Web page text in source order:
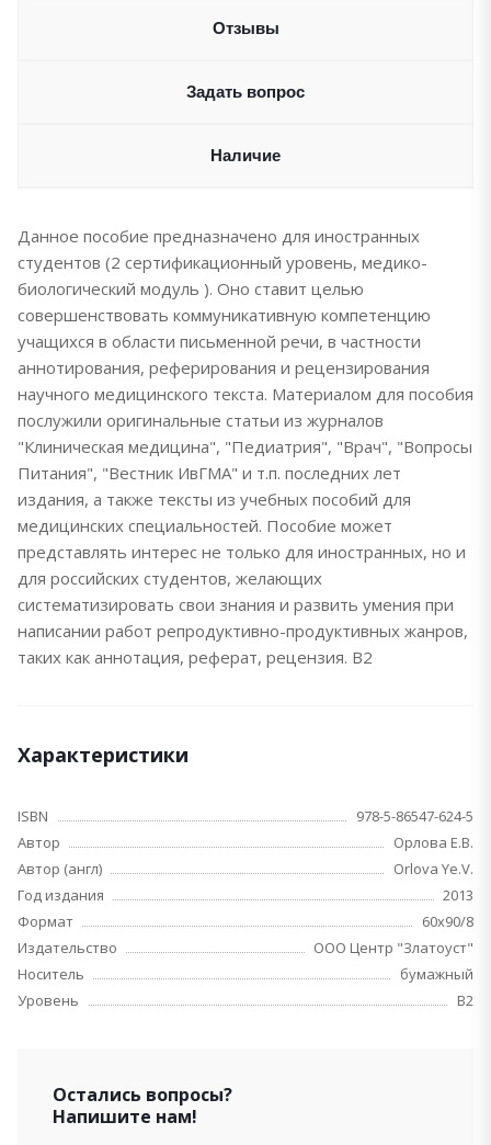
Отзывы
Задать вопрос
Наличие
Данное пособие предназначено для иностранных
студентов (2 сертификационный уровень, медико-
биологический модуль ). Оно ставит целью
совершенствовать коммуникативную компетенцию
учащихся в области письменной речи, в частности
аннотирования, реферирования и рецензирования
научного медицинского текста. Материалом для пособия
послужили оригинальные статьи из журналов
"Клиническая медицина", "Педиатрия", "Врач", "Вопросы
Питания", "Вестник ИвГМА" и т.п. последних лет
издания, а также тексты из учебных пособий для
медицинских специальностей. Пособие может
представлять интерес не только для иностранных, но и
для российских студентов, желающих
систематизировать свои знания и развить умения при
написании работ репродуктивно-продуктивных жанров,
таких как аннотация, реферат, рецензия. В2
Характеристики
ISBN
978-5-86547-624-5
Автор
Орлова Е.В.
Автор (англ)
Orlova Ye.V.
Год издания
2013
Формат
60х90/8
Издательство
ООО Центр "Златоуст"
Носитель
бумажный
Уровень
B2
Остались вопросы?
Напишите нам!